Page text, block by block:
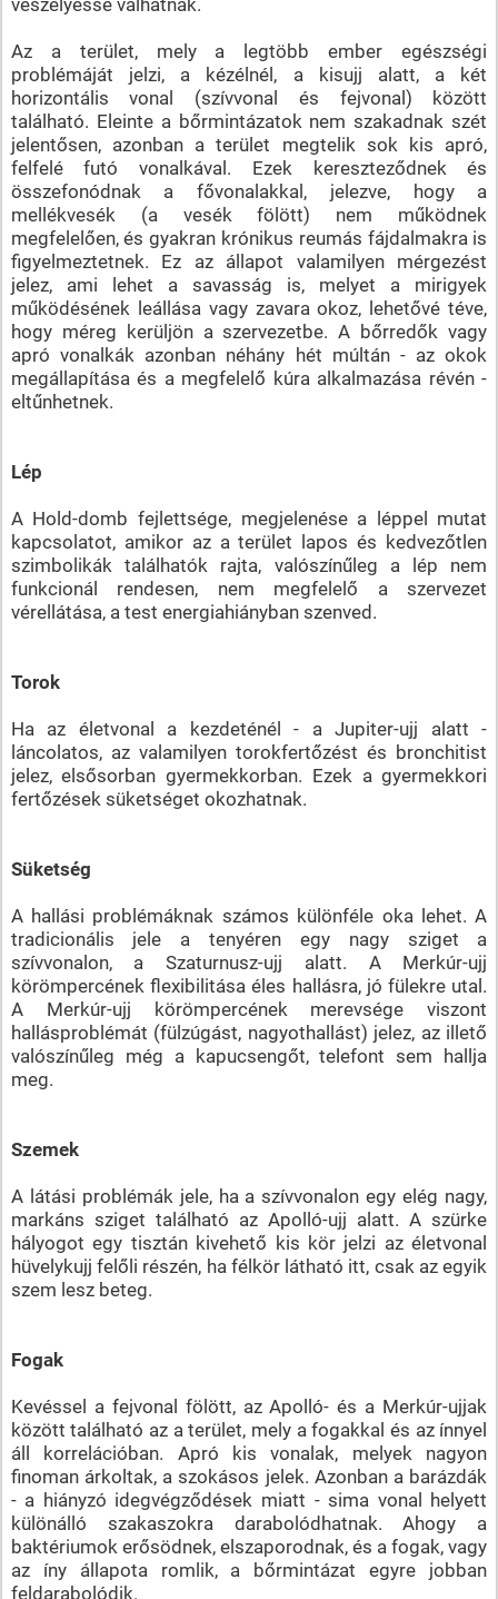
Az a terület, mely a legtöbb ember egészségi
problémáját jelzi, a kézélnél, a kisujj alatt, a két
horizontális vonal (szívvonal és fejvonal) között
található. Eleinte a bőrmintázatok nem szakadnak szét
jelentősen, azonban a terület megtelik sok kis apró,
felfelé futó vonalkával. Ezek kereszteződnek és
összefonódnak a fővonalakkal, jelezve, hogy a
mellékvesék (a vesék fölött) nem működnek
megfelelően, és gyakran krónikus reumás fájdalmakra is
figyelmeztetnek. Ez az állapot valamilyen mérgezést
jelez, ami lehet a savasság is, melyet a mirigyek
működésének leállása vagy zavara okoz, lehetővé téve,
hogy méreg kerüljön a szervezetbe. A bőrredők vagy
apró vonalkák azonban néhány hét múltán - az okok
megállapítása és a megfelelő kúra alkalmazása révén -
eltűnhetnek.
Lép
A Hold-domb fejlettsége, megjelenése a léppel mutat
kapcsolatot, amikor az a terület lapos és kedvezőtlen
szimbolikák találhatók rajta, valószínűleg a lép nem
funkcionál rendesen, nem megfelelő a szervezet
vérellátása, a test energiahiányban szenved.
Torok
Ha az életvonal a kezdeténél - a Jupiter-ujj alatt -
láncolatos, az valamilyen torokfertőzést és bronchitist
jelez, elsősorban gyermekkorban. Ezek a gyermekkori
fertőzések süketséget okozhatnak.
Süketség
A hallási problémáknak számos különféle oka lehet. A
tradicionális jele a tenyéren egy nagy sziget a
szívvonalon, a Szaturnusz-ujj alatt. A Merkúr-ujj
körömpercének flexibilitása éles hallásra, jó fülekre utal.
A Merkúr-ujj körömpercének merevsége viszont
hallásproblémát (fülzúgást, nagyothallást) jelez, az illető
valószínűleg még a kapucsengőt, telefont sem hallja
meg.
Szemek
A látási problémák jele, ha a szívvonalon egy elég nagy,
markáns sziget található az Apolló-ujj alatt. A szürke
hályogot egy tisztán kivehető kis kör jelzi az életvonal
hüvelykujj felőli részén, ha félkör látható itt, csak az egyik
szem lesz beteg.
Fogak
Kevéssel a fejvonal fölött, az Apolló- és a Merkúr-ujjak
között található az a terület, mely a fogakkal és az ínnyel
áll korrelációban. Apró kis vonalak, melyek nagyon
finoman árkoltak, a szokásos jelek. Azonban a barázdák
- a hiányzó idegvégződések miatt - sima vonal helyett
különálló szakaszokra darabolódhatnak. Ahogy a
baktériumok erősödnek, elszaporodnak, és a fogak, vagy
az íny állapota romlik, a bőrmintázat egyre jobban
feldarabolódik.